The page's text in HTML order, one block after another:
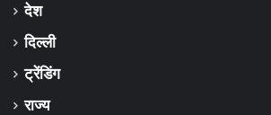
देश
दिल्ली
ट्रेंडिंग
राज्य